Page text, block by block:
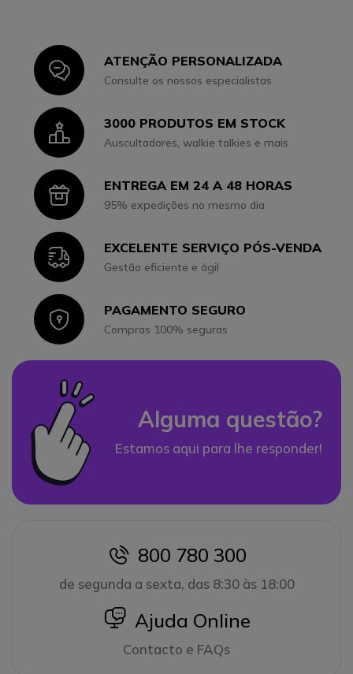
IconATENÇÃO PERSONALIZADA
Consulte os nossos especialistas
Icon3000 PRODUTOS EM STOCK
Auscultadores, walkie talkies e mais
IconENTREGA EM 24 A 48 HORAS
95% expedições no mesmo dia
IconEXCELENTE SERVIÇO PÓS-VENDA
Gestão eficiente e ágil
IconPAGAMENTO SEGURO
Compras 100% seguras
Alguma questão?
Estamos aqui para lhe responder!
icon
800 780 300
de segunda a sexta, das 8:30 às 18:00
icon
Ajuda Online
Contacto e FAQs